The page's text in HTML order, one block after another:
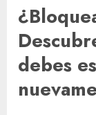
debes